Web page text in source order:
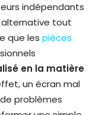
indépendants
tout
que les pièces
en la matière
un écran mal
problèmes